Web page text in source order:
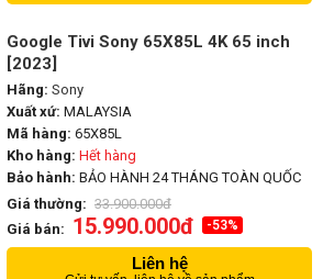
Google Tivi Sony 65X85L 4K 65 inch
[2023]
Hãng: Sony
Xuất xứ: MALAYSIA
Mã hàng: 65X85L
Kho hàng: Hết hàng
Bảo hành: BẢO HÀNH 24 THÁNG TOÀN QUỐC
Giá thường: 33.900.000đ
Giá bán: 15.990.000đ -53%
Liên hệ